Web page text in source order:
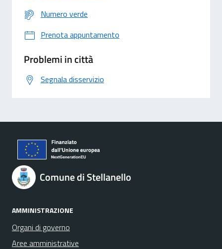
Numero verde
Prenota appuntamento
Problemi in città
Segnala disservizio
Comune di Stellanello
AMMINISTRAZIONE
Organi di governo
Aree amministrative